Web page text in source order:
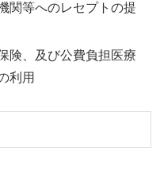
関等へのレセプトの提
険、及び公費負担医療
利用